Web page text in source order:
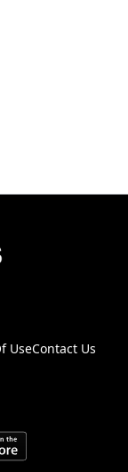
UseContact Us